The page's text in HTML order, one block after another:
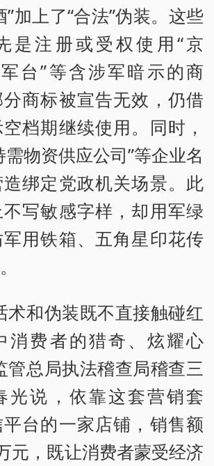
”加上了“合法”伪装。这些
是注册或受权使用“京
军台”等含涉军暗示的商
商标被宣告无效，仍借
档期继续使用。同时，
需物资供应公司”等企业名
绑定党政机关场景。此
写敏感字样，却用军绿
用铁箱、五角星印花传
和伪装既不直接触碰红
消费者的猎奇、炫耀心
管总局执法稽查局稽查三
光说，依靠这套营销套
台的一家店铺，销售额
元，既让消费者蒙受经济